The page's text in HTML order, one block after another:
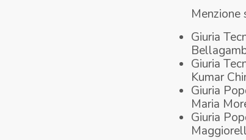
Menzione
Giuria
Giuria
Kumar
Giuria
Maria
Giuria